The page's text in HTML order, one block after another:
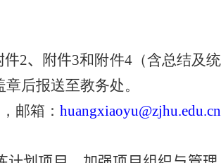
件2、 附件3和附件4（含总结及统
章后报送至教务处。
，邮箱：huangxiaoyu@zjhu.edu.cn